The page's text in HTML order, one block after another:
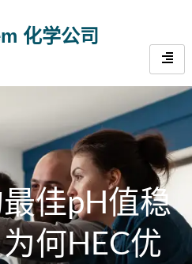
化学公司
佳pH值稳
何HEC优